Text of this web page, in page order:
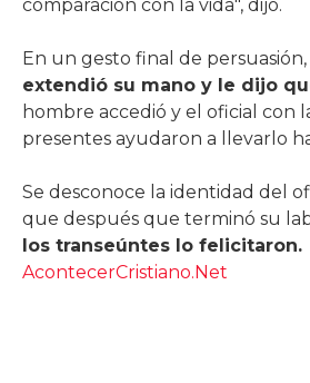
comparación con la vida", dijo.
En un gesto final de
extendió su mano y le dijo
hombre accedió y el oficial con
presentes ayudaron a llevarlo
Se desconoce la identidad del
que después que terminó su
los transeúntes lo felicitaron.
AcontecerCristiano.Net